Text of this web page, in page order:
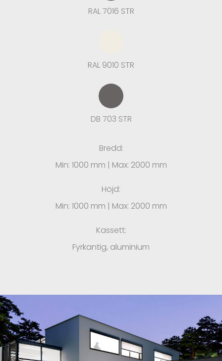
RAL 7016 STR
RAL 9010 STR
DB 703 STR
Bredd:
Min: 1000 mm | Max: 2000 mm
Höjd:
Min: 1000 mm | Max: 2000 mm
Kassett:
Fyrkantig, aluminium